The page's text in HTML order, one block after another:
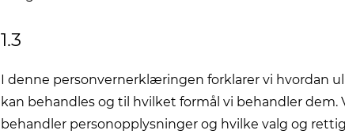
1.3
I denne personvernerklæringen forklarer vi hvordan
kan behandles og til hvilket formål vi behandler dem.
behandler personopplysninger og hvilke valg og